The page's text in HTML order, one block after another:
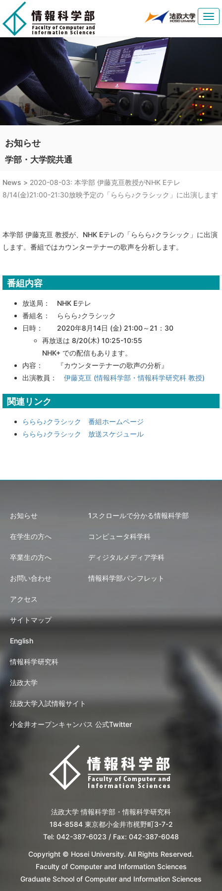
お知らせ
学部・大学院共通
News > 2020-08-03: 本学部 伊藤克亘教授がNHK Eテレ
8/14(金)21:00-21:30放映予定の「ららら♪クラシック」に出演します
本学部 伊藤克亘 教授が、NHK Eテレの「ららら♪クラシック」に出演
します。番組ではカウンターテナーの歌声を分析します。
番組内容
放送局： NHK Eテレ
番組名： ららら♪クラシック
日時： 2020年8月14日 (金) 21:00～21：30
再放送は 8/20(木) 10:25-10:55
NHK+ での配信もあります。
内容： 『カウンターテナーの歌声の分析』
出演教員： 伊藤克亘 (情報科学部・情報科学研究科 教授)
関連リンク
ららら♪クラシック 番組ホームページ
ららら♪クラシック 放送スケジュール
お知らせ
在学生の方へ
卒業生の方へ
お問い合わせ
アクセス
サイトマップ
English
1スクロールで分かる情報科学部
コンピュータ科学科
ディジタルメディア学科
情報科学部パンフレット
情報科学研究科
法政大学
法政大学入試情報サイト
小金井オープンキャンパス 公式Twitter
法政大学 情報科学部・情報科学研究科
184-8584 東京都小金井市梶野町3-7-2
Tel: 042-387-6023 / Fax: 042-387-6048
Copyright © Hosei University. All Rights Reserved.
Faculty of Computer and Information Sciences
Graduate School of Computer and Information Sciences